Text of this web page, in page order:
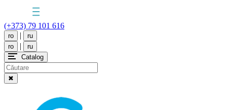
(+373) 79 101 616
ro |
ru
ro
|
ru
Catalog
✖